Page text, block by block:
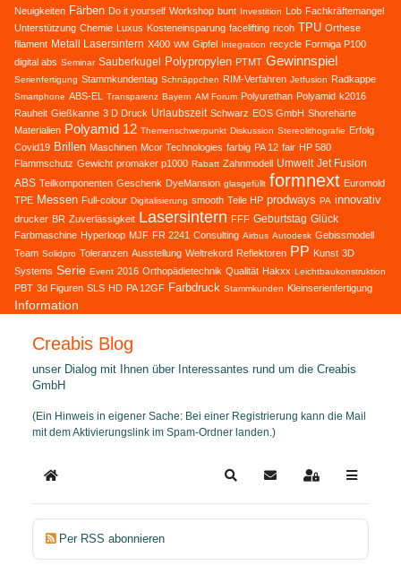
Neuigkeiten Färben Do it yourself Workshop bunt Investition Lob Fachkräftemangel
Unterstützung Chemie Luxus Kosteneinsparung facelifting ricoh TPU Orthese
filament Metall Lasersintern X400 WM Gipfel Integration recycle Formiga P100
digital abs Seminar Sauberkugel Polypropylen PTMT Gewinnspiel
Serienfertigung Stammkundentag Schnäppchen RIM-Verfahren Jetfusion Radkappe
Smartphone ABS-EL Transparenz Bayern AM Forum Polyurethan Polyamid k2016
Rauheit Gießkanne 3 D Druck Urlaubszeit Schwarz EOS GmbH Shorehärte
Materialien Polyamid 12 Themenschwerpunkt Diskussion Stereolithografie Erfolg
Covid19 Brillen Maschinen Mcor Technologies farbig PA 12 fair HP 580
Flammschutz Gewicht promaker p1000 Rabatt Zahnmodell Umwelt Jet Fusion
ABS Teilkomponenten Geschenk DyeMansion glasgefüllt formnext Euromold
TPE Messen Full-colour Digitalisierung smooth Teile HP prodways PA innovativ
drucker BR Zuverlässigkeit Lasersintern FFF Geburtstag Glück
Farbmaschine Hyperloop MJF FR 2241 Consulting Airbus Autodesk Gebissmodell
Team Solidpro Toleranzen Ausstellung Weltrekord Reflektoren PP Kunst 3D
Systems Serie Event 2016 Orthopädietechnik Qualität Hakxx Leichtbaukonstruktion
PBT 3d Figuren SLS HD PA 12GF Farbdruck Stammkunden Kleinserienfertigung
Information
Creabis Blog
unser Dialog mit Ihnen über Interessantes rund um die Creabis
GmbH
(Ein Hinweis in eigener Sache: Bei einer Registrierung kann die Mail
mit dem Aktivierungslink im Spam-Ordner landen.)
Home SearchUpdates abonnieren
Sign In
Per RSS abonnieren